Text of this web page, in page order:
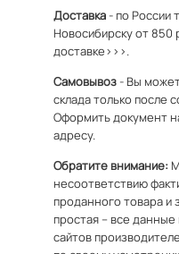
Доставка- по России
Новосибирску от 850
доставке>>>.
Самовывоз- Вы
склада только после
Оформить документ
адресу.
Обратите внимание:
несоответствию
проданного товара и
простая – все
сайтов